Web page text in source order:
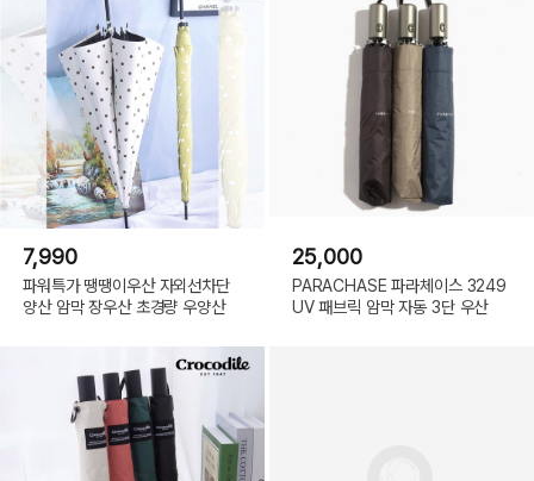
7,990
파워특가 땡땡이우산 자외선차단
양산 암막 장우산 초경량 우양산
25,000
PARACHASE 파라체이스 3249
UV 패브릭 암막 자동 3단 우산